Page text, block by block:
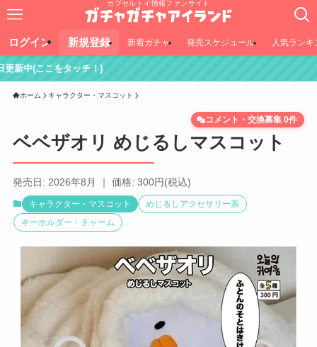
カプセルトイ情報ファンサイト
ログイン 新規登録 新着ガチャ 発売スケジュール 人気ランキ
チ！)
ホーム キャラクター・マスコット
ベベザオリ めじるしマスコット
コメント・交換募集 0件
発売日: 2026年8月 ｜ 価格: 300円(税込)
キャラクター・マスコット
めじるしアクセサリー系
キーホルダー・チャーム